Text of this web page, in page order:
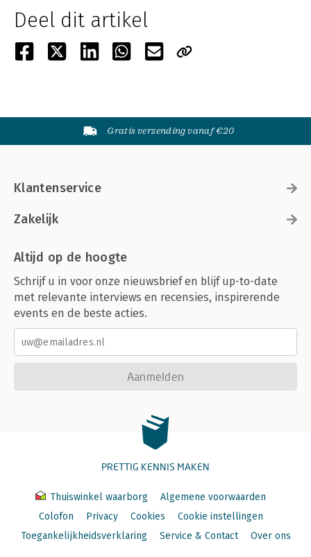
Deel dit artikel
Gratis verzending vanaf €20
Klantenservice
Zakelijk
Altijd op de hoogte
Schrijf u in voor onze nieuwsbrief en blijf up-to-date
met relevante interviews en recensies, inspirerende
events en de beste acties.
Aanmelden
PRETTIG KENNIS MAKEN
Thuiswinkel waarborg
Algemene voorwaarden
Colofon
Privacy Cookies
Cookie instellingen
Toegankelijkheidsverklaring
Service & Contact Over ons